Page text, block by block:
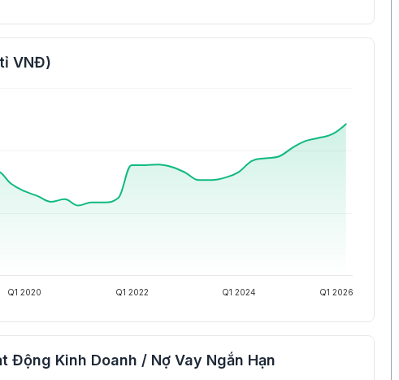
VNĐ)
Q1 2020 Q1 2022 Q1 2024 Q1 2026
Động Kinh Doanh / Nợ Vay Ngắn Hạn